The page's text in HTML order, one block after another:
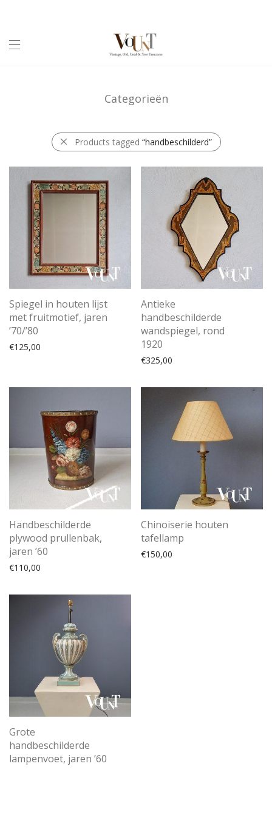
Categorieën
Products tagged “handbeschilderd”
Spiegel in houten lijst
met fruitmotief, jaren
’70/’80
€125,00
Antieke
handbeschilderde
wandspiegel, rond
1920
€325,00
Handbeschilderde
plywood prullenbak,
jaren ’60
€110,00
Chinoiserie houten
tafellamp
€150,00
Grote
handbeschilderde
lampenvoet, jaren ’60